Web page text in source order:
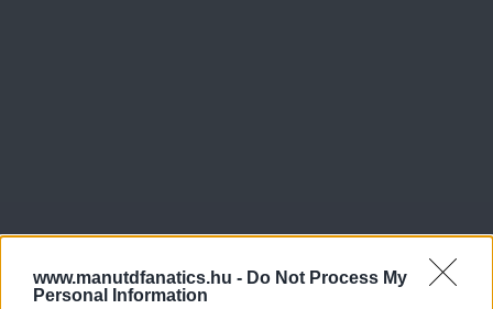
www.manutdfanatics.hu - Do Not Process My
Personal Information